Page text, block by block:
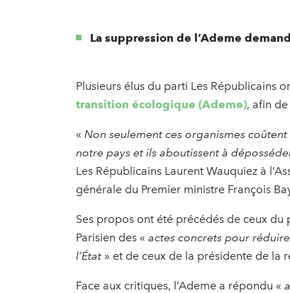
La suppression de l’Ademe
Plusieurs élus du parti Les Républicains
transition écologique (Ademe), afin
« Non seulement ces organismes
notre pays et ils aboutissent à
Les Républicains Laurent Wauquiez à
générale du Premier ministre François
Ses propos ont été précédés de ceux
Parisien des « actes concrets pour
l’État » et de ceux de la présidente de la
Face aux critiques, l’Ademe a répondu «